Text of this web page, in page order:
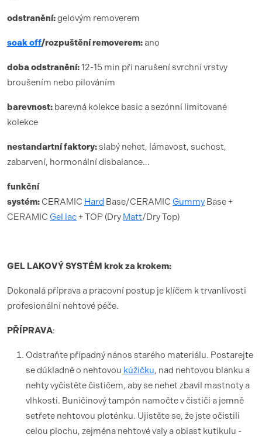
odstranění:gelovým removerem
soak off/rozpuštění removerem: ano
doba odstranění:12-15 min při narušení svrchní vrstvy
broušením nebo pilováním
barevnost: barevná kolekce basic a sezónní limitované
kolekce
nestandartní faktory:slabý nehet, lámavost, suchost,
zabarvení, hormonální disbalance…
funkční
systém:CERAMIC Hard Base/CERAMIC Gummy Base +
CERAMIC Gel lac+ TOP (Dry Matt/Dry Top)
GEL LAKOVÝ SYSTÉ M krok za krokem:
Dokonalá příprava a pracovní postup je klíčem k trvanlivosti
profesionální nehtové péče.
PŘÍ PRAVA:
Odstraňte případný nános starého materiálu. Postarejte
se důkladně o nehtovou kůžičku, nad nehtovou blanku a
nehty vyčistěte čističem, aby se nehet zbavil mastnoty a
vlhkosti. Buničinový tampón namočte v čističi a jemně
setřete nehtovou ploténku. Ujistěte se, že jste očistili
celou plochu, zejména nehtové valy a oblast kutikulu -